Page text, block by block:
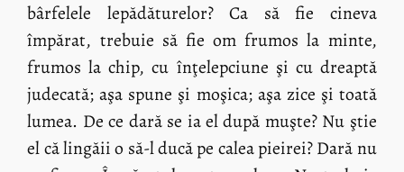
bârfelele lepădăturelor? Ca să fie cineva
împărat, trebuie să fie om frumos la minte,
frumos la chip, cu înţelepciune şi cu dreaptă
judecată; aşa spune şi moşica; aşa zice şi toată
lumea. De ce dară se ia el după muşte? Nu ştie
el că lingăii o să-l ducă pe calea pieirei? Dară nu